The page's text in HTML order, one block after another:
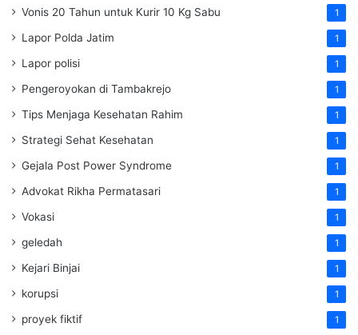
Vonis 20 Tahun untuk Kurir 10 Kg Sabu 1
Lapor Polda Jatim 1
Lapor polisi 1
Pengeroyokan di Tambakrejo 1
Tips Menjaga Kesehatan Rahim 1
Strategi Sehat Kesehatan 1
Gejala Post Power Syndrome 1
Advokat Rikha Permatasari 1
Vokasi 1
geledah 1
Kejari Binjai 1
korupsi 1
proyek fiktif 1